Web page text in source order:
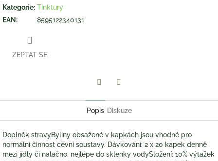
Kategorie: Tinktury
EAN : 8595122340131
ZEPTAT SE
Popis Diskuze
Doplněk stravyByliny obsažené v kapkách jsou vhodné pro
normální činnost cévní soustavy. Dávkování: 2 x 20 kapek denně
mezi jídly či nalačno, nejlépe do sklenky vodySložení: 10% výtažek